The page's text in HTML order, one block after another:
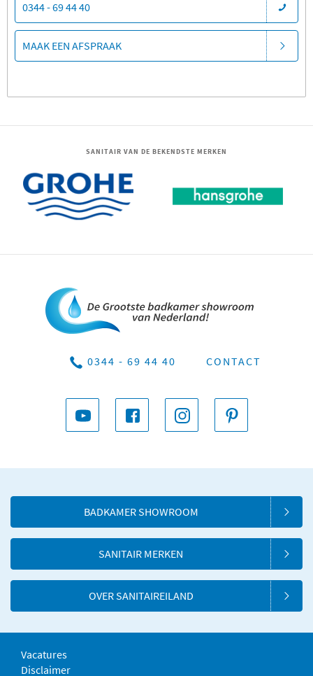
0344 - 69 44 40
MAAK EEN AFSPRAAK
SANITAIR VAN DE BEKENDSTE MERKEN
0344 - 69 44 40 CONTACT
BADKAMER SHOWROOM
SANITAIR MERKEN
OVER SANITAIREILAND
Vacatures
Disclaimer